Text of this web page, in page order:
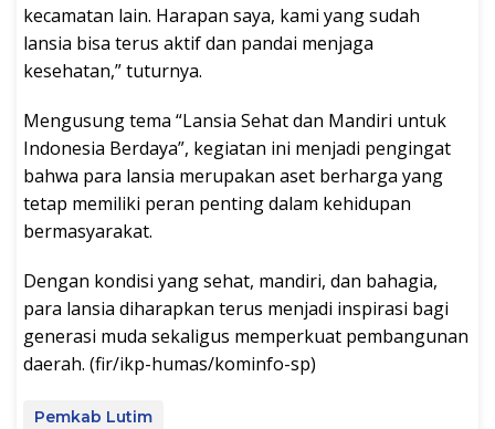
kecamatan lain. Harapan saya, kami yang sudah
lansia bisa terus aktif dan pandai menjaga
kesehatan,” tuturnya.
Mengusung tema “Lansia Sehat dan Mandiri untuk
Indonesia Berdaya”, kegiatan ini menjadi pengingat
bahwa para lansia merupakan aset berharga yang
tetap memiliki peran penting dalam kehidupan
bermasyarakat.
Dengan kondisi yang sehat, mandiri, dan bahagia,
para lansia diharapkan terus menjadi inspirasi bagi
generasi muda sekaligus memperkuat pembangunan
daerah. (fir/ikp-humas/kominfo-sp)
Pemkab Lutim